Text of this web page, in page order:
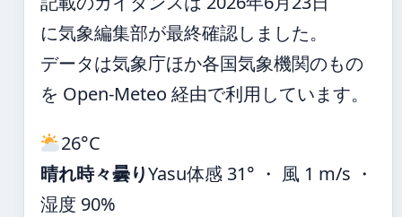
に気象編集部が最終確認しました。
データは気象庁ほか各国気象機関のもの
を Open-Meteo 経由で利用しています。
26°C
晴れ時々曇りYasu体感 31° ・ 風 1 m/s ・
湿度 90%